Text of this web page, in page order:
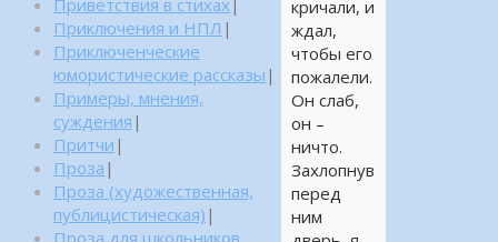
кричали, и
ждал,
чтобы его
пожалели.
Он слаб,
он –
ничто.
Захлопнув
перед
ним
Приветствия в стихах
Приключения и НПЛ |
Приключенческие
юмористические рассказы |
Примеры, мнения,
суждения |
Притчи |
Проза |
Проза (художественная,
публицистическая) |
Проза для школьников